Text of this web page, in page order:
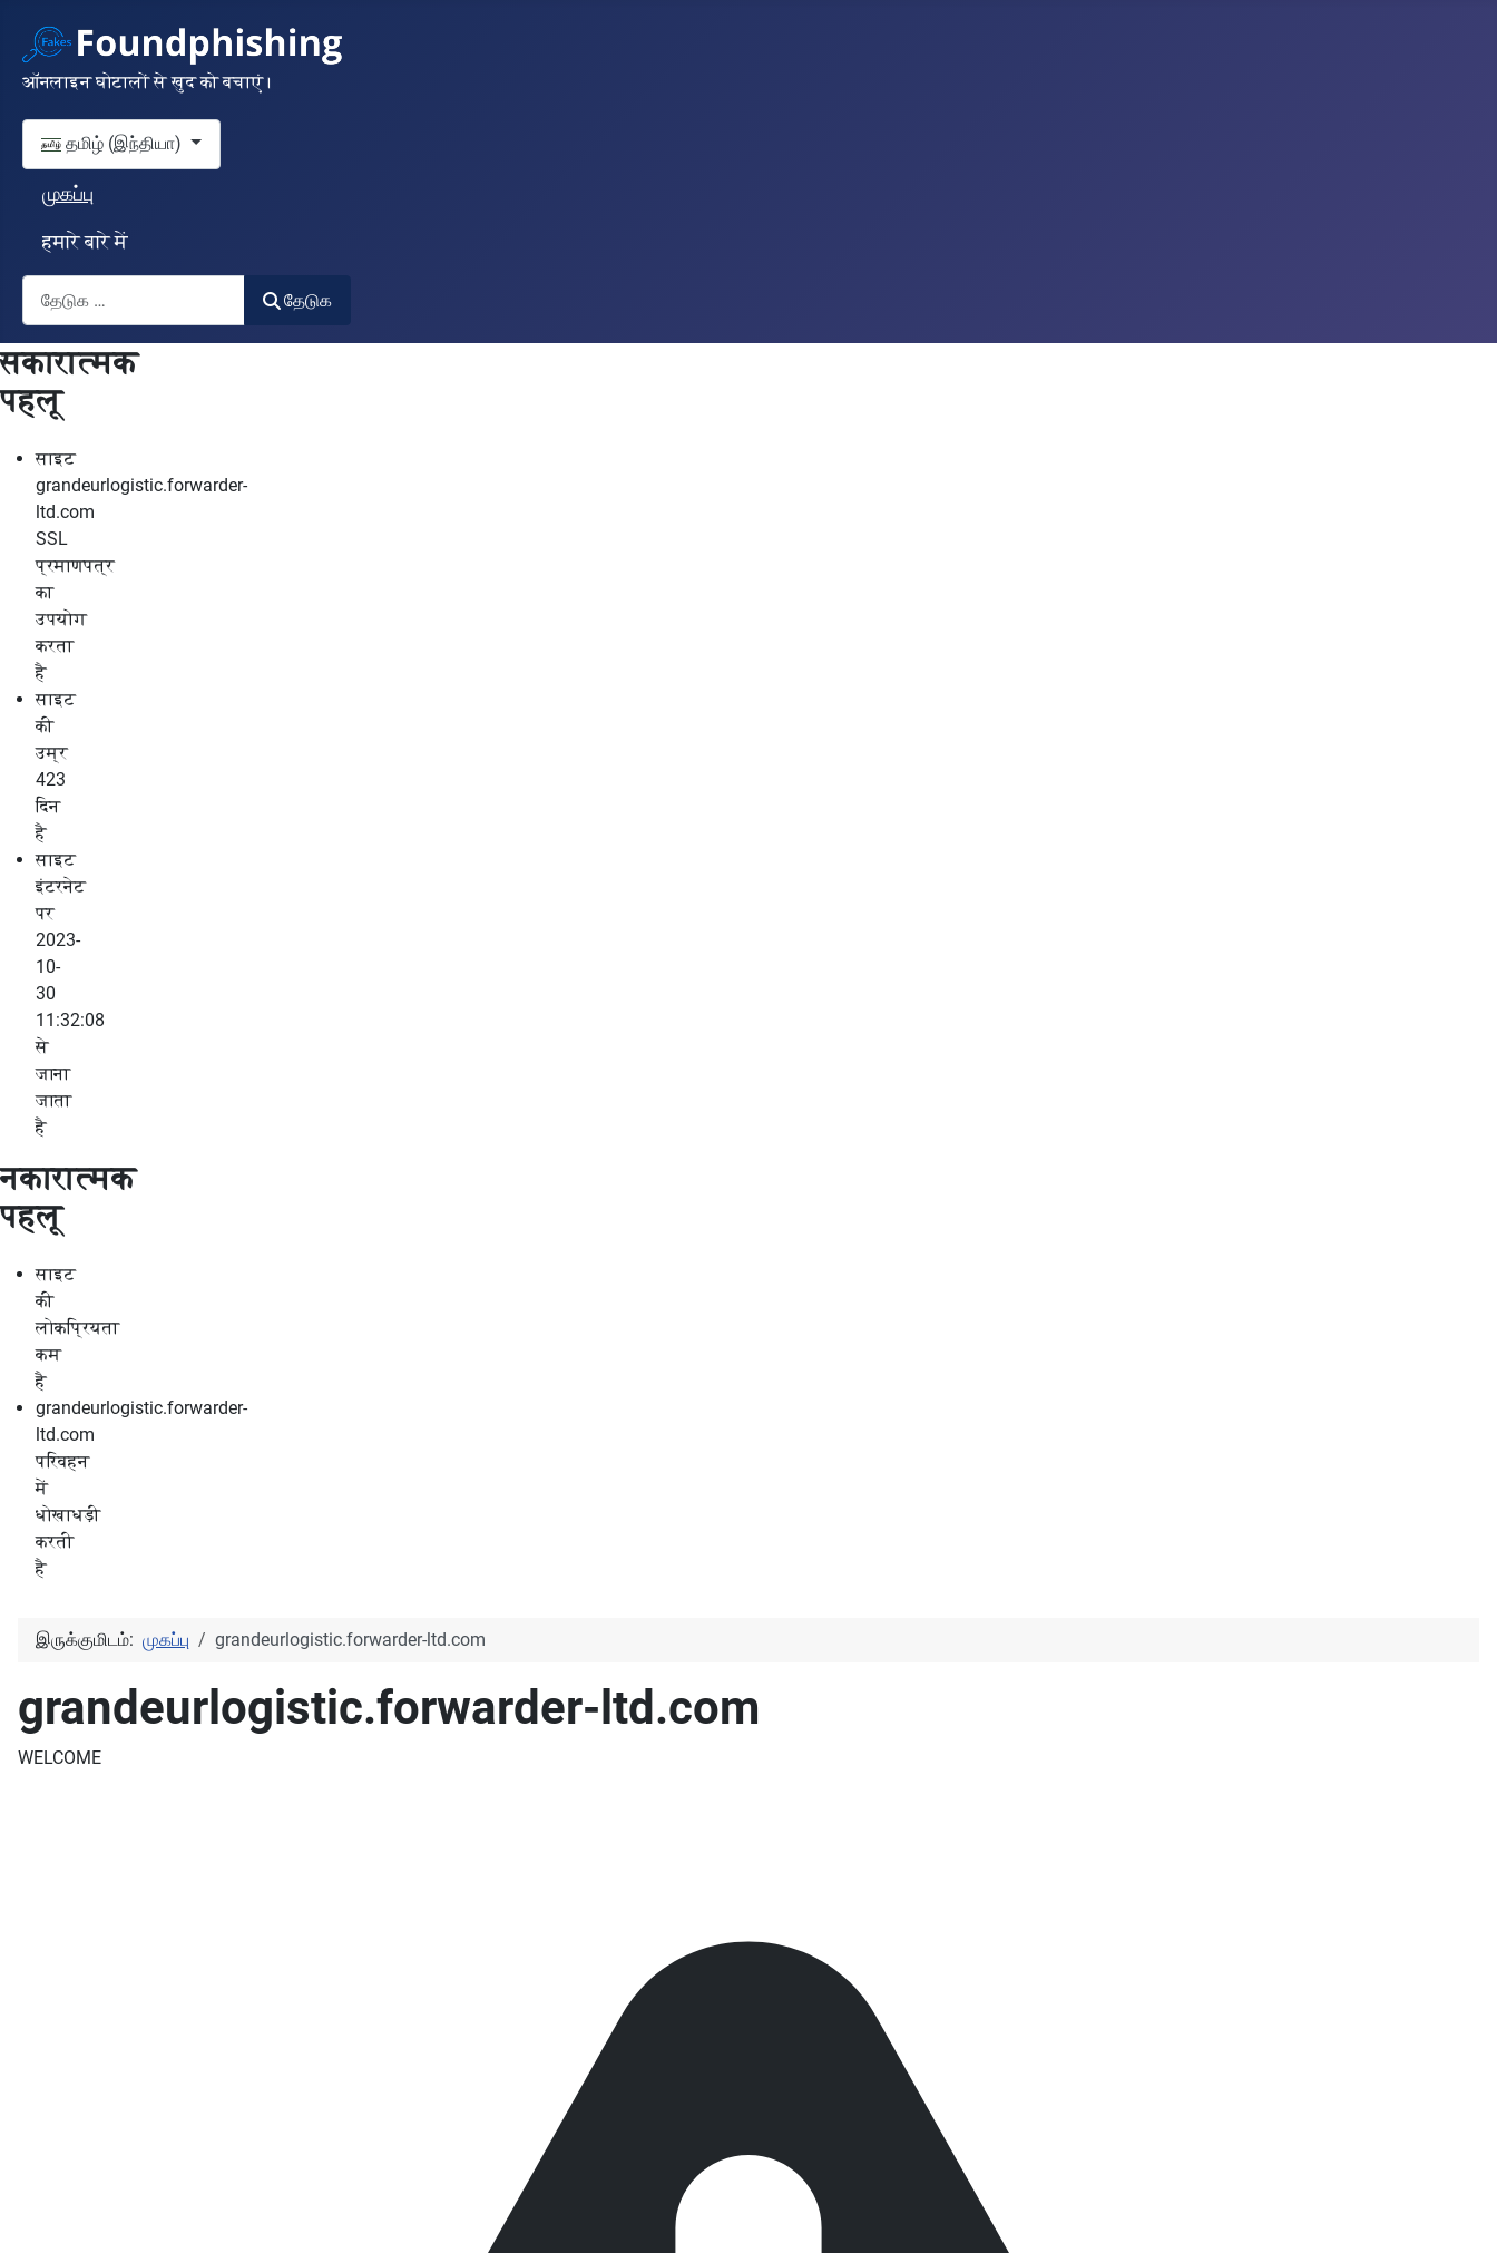
ऑनलाइन घोटालों से खुद को बचाएं।
தங்கள் மொழியைத் தேர்வுசெய்யவும்
தமிழ் (இந்தியா)
முகப்பு
हमारे बारे में
தேடுக
தேடுக
இருக்குமிடம்: முகப்பு grandeurlogistic.forwarder-ltd.com
grandeurlogistic.forwarder-ltd.com
WELCOME
सकारात्मक
पहलू
साइट
grandeurlogistic.forwarder-
ltd.com
SSL
प्रमाणपत्र
का
उपयोग
करता
है
साइट
की
उम्र
423
दिन
है
साइट
इंटरनेट
पर
2023-
10-
30
11:32:08
से
जाना
जाता
है
नकारात्मक
पहलू
साइट
की
लोकप्रियता
कम
है
grandeurlogistic.forwarder-
ltd.com
परिवहन
में
धोखाधड़ी
करती
है